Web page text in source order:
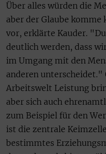
Über alles würden die
aber der Glaube
vor, erklärte Kauder.
deutlich werden, dass
im Umgang mit den
anderen
Arbeitswelt Leistung
aber sich auch
zum Beispiel für den
ist die zentrale
bestimmtes